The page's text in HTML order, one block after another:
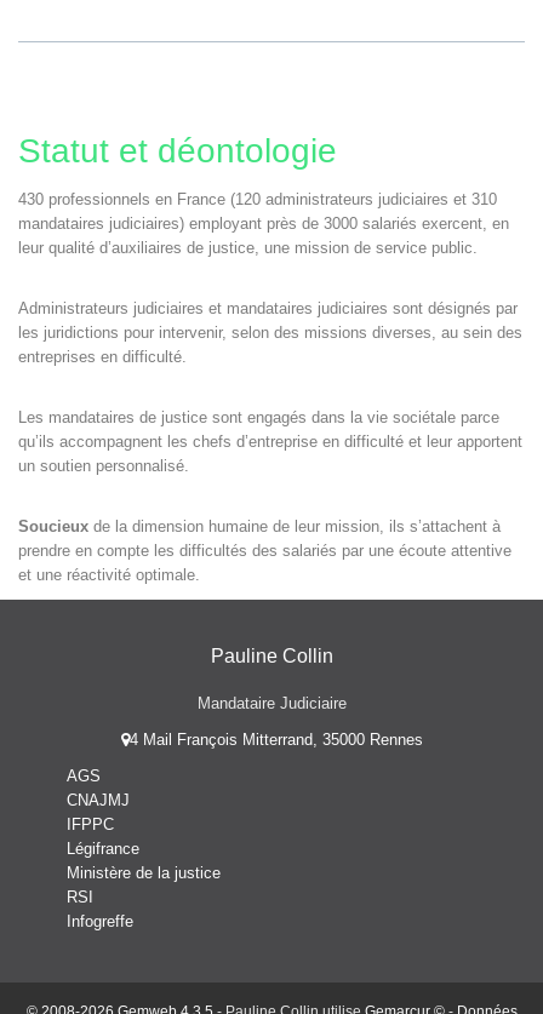
Statut et déontologie
430 professionnels en France (120 administrateurs judiciaires et 310
mandataires judiciaires) employant près de 3000 salariés exercent, en
leur qualité d’auxiliaires de justice, une mission de service public.
Administrateurs judiciaires et mandataires judiciaires sont désignés par
les juridictions pour intervenir, selon des missions diverses, au sein des
entreprises en difficulté.
Les mandataires de justice sont engagés dans la vie sociétale parce
qu’ils accompagnent les chefs d’entreprise en difficulté et leur apportent
un soutien personnalisé.
Soucieux de la dimension humaine de leur mission, ils s’attachent à
prendre en compte les difficultés des salariés par une écoute attentive
et une réactivité optimale.
Pauline Collin
Mandataire Judiciaire
4 Mail François Mitterrand, 35000 Rennes
AGS
CNAJMJ
IFPPC
Légifrance
Ministère de la justice
RSI
Infogreffe